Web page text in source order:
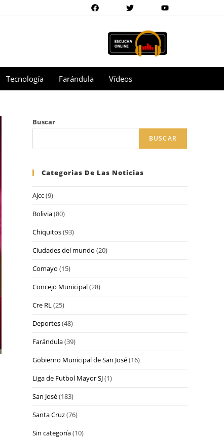
Tecnología Farándula Vídeos
Buscar
BUSCAR
Categorias De Las Noticias
Ajcc(9)
Bolivia(80)
Chiquitos(93)
Ciudades del mundo (20)
Comayo (15)
Concejo Municipal(28)
Cre RL(25)
Deportes(48)
Farándula(39)
Gobierno Municipal de San José(16)
Liga de Futbol Mayor SJ(1)
San José(183)
Santa Cruz(76)
Sin categoría(10)